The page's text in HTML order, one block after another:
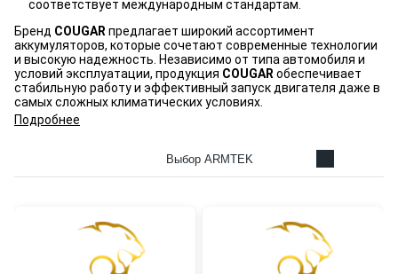
соответствует международным стандартам.
Бренд COUGAR предлагает широкий ассортимент
аккумуляторов, которые сочетают современные технологии
и высокую надежность. Независимо от типа автомобиля и
условий эксплуатации, продукция COUGAR обеспечивает
стабильную работу и эффективный запуск двигателя даже в
самых сложных климатических условиях.
Подробнее
Выбор ARMTEK